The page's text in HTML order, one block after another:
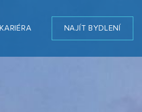
KARIÉRA NAJÍT BYDLENÍ